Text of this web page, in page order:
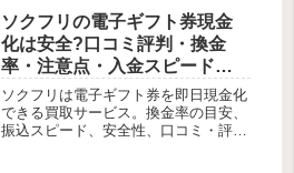
ソクフリの電子ギフト券現金
化は安全?口コミ評判・換金
率・注意点・入金スピードな
ど徹底解説【最新版】
ソクフリは電子ギフト券を即日現金化
できる買取サービス。換金率の目安、
振込スピード、安全性、口コミ・評